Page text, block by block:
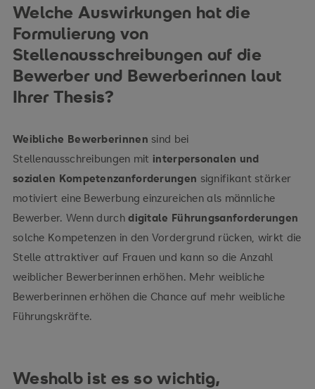
Welche Auswirkungen hat die
Formulierung von
Stellenausschreibungen auf die
Bewerber und Bewerberinnen laut
Ihrer Thesis?
Weibliche Bewerberinnen sind bei
Stellenausschreibungen mit interpersonalen und
sozialen Kompetenzanforderungen signifikant stärker
motiviert eine Bewerbung einzureichen als männliche
Bewerber. Wenn durchdigitale Führungsanforderungen
solche Kompetenzen in den Vordergrund rücken, wirkt die
Stelle attraktiver auf Frauen und kann so die Anzahl
weiblicher Bewerberinnen erhöhen. Mehr weibliche
Bewerberinnen erhöhen die Chance auf mehr weibliche
Führungskräfte.
Weshalb ist es so wichtig,